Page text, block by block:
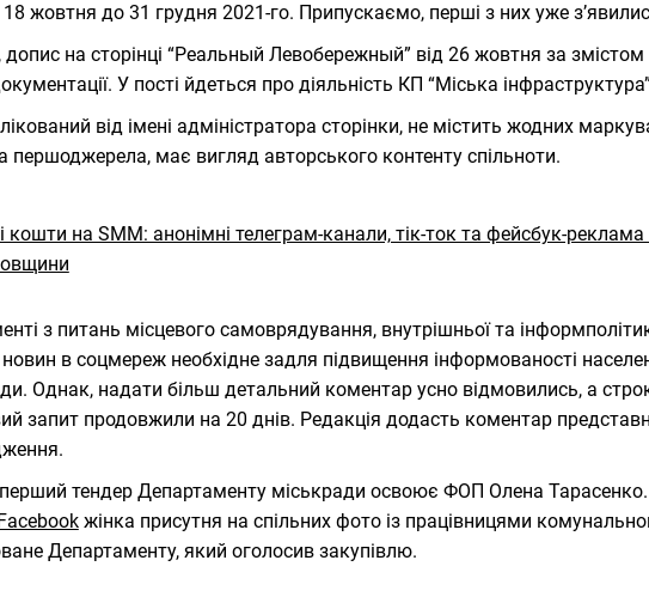
18 жовтня до 31 грудня 2021-го. Припускаємо, перші з них уже
на сторінці “Реальный Левобережный” від 26 жовтня за змістом
У пості йдеться про діяльність КП “Міська
від імені адміністратора сторінки, не містить жодних
першоджерела, має вигляд авторського контенту спільноти.
з питань місцевого самоврядування, внутрішньої та
в соцмереж необхідне задля підвищення інформованості
Однак, надати більш детальний коментар усно відмовились, а строк
запит продовжили на 20 днів. Редакція додасть коментар
тендер Департаменту міськради освоює ФОП Олена
жінка присутня на спільних фото із працівницями
Департаменту, який оголосив закупівлю.